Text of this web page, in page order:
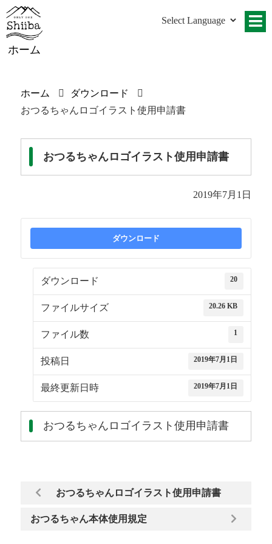
ホーム
ホーム
ダウンロード
おつるちゃんロゴイラスト使用申請書
おつるちゃんロゴイラスト使用申請書
2019年7月1日
ダウンロード
ダウンロード 20
ファイルサイズ 20.26 KB
ファイル数 1
投稿日 2019年7月1日
最終更新日時 2019年7月1日
おつるちゃんロゴイラスト使用申請書
おつるちゃんロゴイラスト使用申請書
おつるちゃん本体使用規定